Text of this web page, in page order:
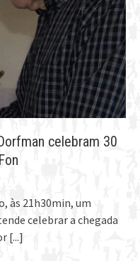
celebram 30
às 21h30min, um
celebrar a chegada
[...]